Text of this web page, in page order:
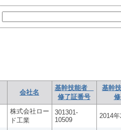
会社名
基幹技能者
修了証番号
基幹
株式会社ロー
ド工業
301301-
10509
2014